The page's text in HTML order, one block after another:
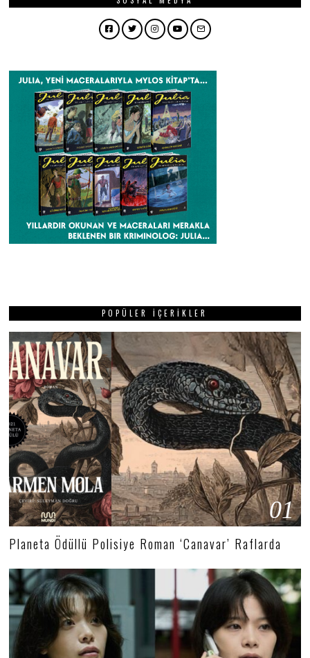
Facebook
TwitterInstagram
YouTubeEmail
POPÜLER İÇERIKLER
01
Planeta Ödüllü Polisiye Roman ‘Canavar’ Raflarda